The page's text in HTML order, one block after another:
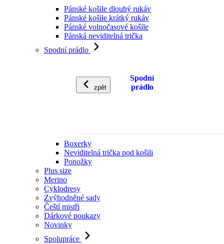
Pánské košile dlouhý rukáv
Pánské košile krátký rukáv
Pánské volnočasové košile
Pánská neviditelná trička
Spodní prádlo
zpět
Spodní
prádlo
Boxerky
Neviditelná trička pod košili
Ponožky
Plus size
Merino
Cyklodresy
Zvýhodněné sady
Čeští mistři
Dárkové poukazy
Novinky
Spolupráce